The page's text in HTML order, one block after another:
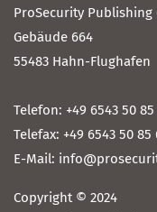
ProSecurity Publishing
Gebäude 664
55483 Hahn-Flughafen
Telefon: +49 6543 50
Telefax: +49 6543 50 85
E-Mail:
Copyright © 2024